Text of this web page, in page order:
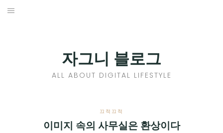
Skip
자그니 블로그
ALL ABOUT DIGITAL LIFESTYLE
끄적끄적
이미지 속의 사무실은 환상이다
CHILD
디지털트렌드